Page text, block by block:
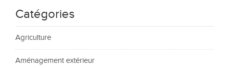
Catégories
Agriculture
Aménagement extérieur